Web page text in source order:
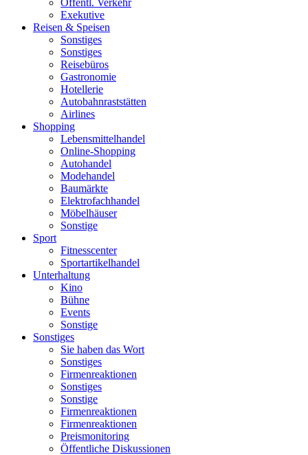
Öffentl. Verkehr
Exekutive
Reisen & Speisen
Sonstiges
Sonstiges
Reisebüros
Gastronomie
Hotellerie
Autobahnraststätten
Airlines
Shopping
Lebensmittelhandel
Online-Shopping
Autohandel
Modehandel
Baumärkte
Elektrofachhandel
Möbelhäuser
Sonstige
Sport
Fitnesscenter
Sportartikelhandel
Unterhaltung
Kino
Bühne
Events
Sonstige
Sonstiges
Sie haben das Wort
Sonstiges
Firmenreaktionen
Sonstiges
Sonstige
Firmenreaktionen
Firmenreaktionen
Preismonitoring
Öffentliche Diskussionen